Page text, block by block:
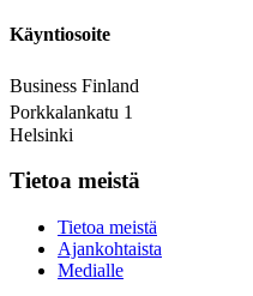
Käyntiosoite
Business Finland
Porkkalankatu 1
Helsinki
Tietoa meistä
Tietoa meistä
Ajankohtaista
Medialle